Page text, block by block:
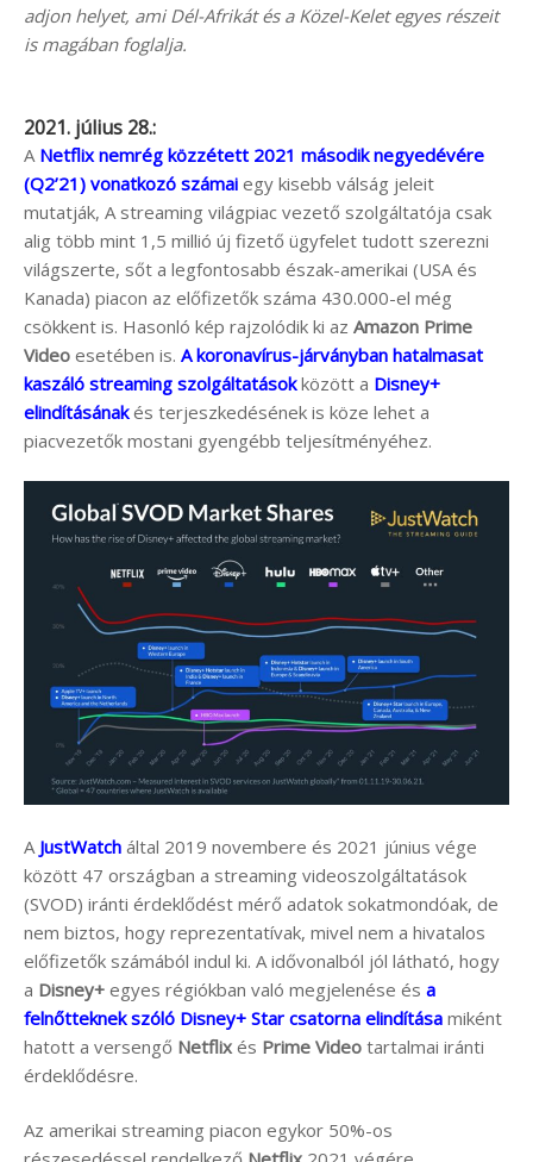
adjon helyet, ami Dél-Afrikát és a Közel-Kelet egyes részeit
is magában foglalja.
2021. július 28.:
A Netflix nemrég közzétett 2021 második negyedévére
(Q2’21) vonatkozó számai egy kisebb válság jeleit
mutatják, A streaming világpiac vezető szolgáltatója csak
alig több mint 1,5 millió új fizető ügyfelet tudott szerezni
világszerte, sőt a legfontosabb észak-amerikai (USA és
Kanada) piacon az előfizetők száma 430.000-el még
csökkent is. Hasonló kép rajzolódik ki az Amazon Prime
Video esetében is. A koronavírus-járványban hatalmasat
kaszáló streaming szolgáltatásokközött a Disney+
elindításánakés terjeszkedésének is köze lehet a
piacvezetők mostani gyengébb teljesítményéhez.
A JustWatch által 2019 novembere és 2021 június vége
között 47 országban a streaming videoszolgáltatások
(SVOD) iránti érdeklődést mérő adatok sokatmondóak, de
nem biztos, hogy reprezentatívak, mivel nem a hivatalos
előfizetők számából indul ki. A idővonalból jól látható, hogy
a Disney+ egyes régiókban való megjelenése és a
felnőtteknek szóló Disney+ Star csatorna elindítása miként
hatott a versengő Netflix és Prime Video tartalmai iránti
érdeklődésre.
Az amerikai streaming piacon egykor 50%-os